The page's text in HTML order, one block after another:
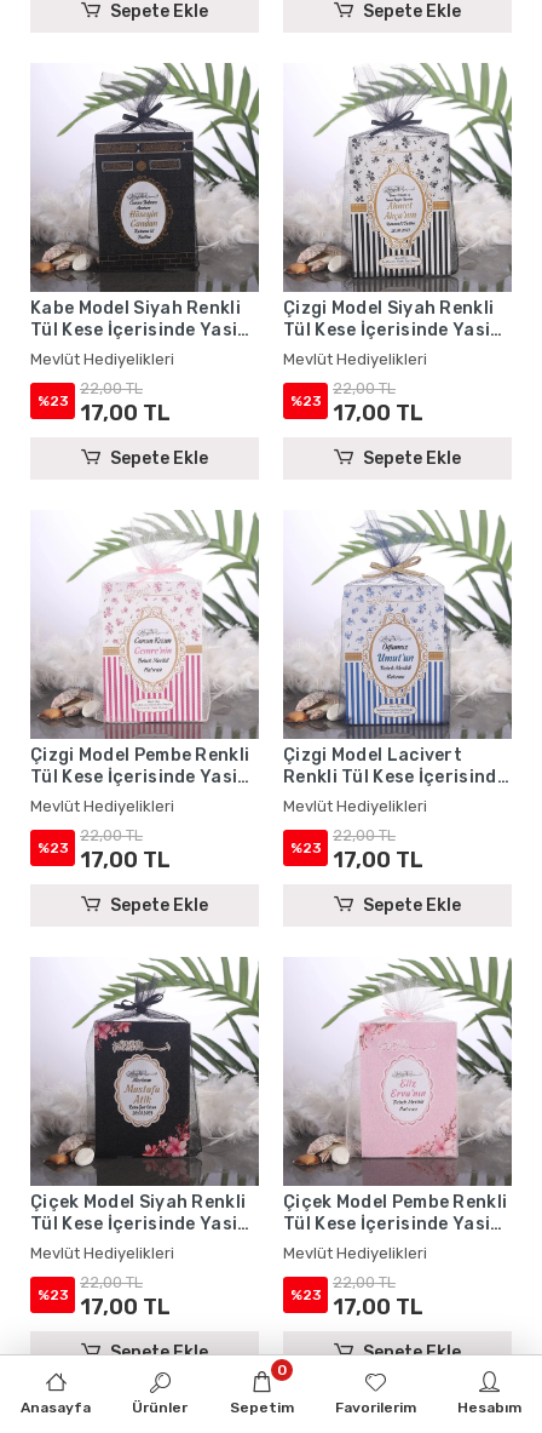
Sepete Ekle Sepete Ekle
Kabe Model Siyah Renkli
Tül Kese İçerisinde Yasin
Kitabı - Mevlüt
Hediyelikleri
Mevlüt Hediyelikleri
%23
22,00 TL
17,00 TL
Sepete Ekle
Çizgi Model Siyah Renkli
Tül Kese İçerisinde Yasin
Kitabı - Mevlüt
Hediyelikleri
Mevlüt Hediyelikleri
%23
22,00 TL
17,00 TL
Sepete Ekle
Çizgi Model Pembe Renkli
Tül Kese İçerisinde Yasin
Kitabı - Mevlüt
Hediyelikleri
Mevlüt Hediyelikleri
%23
22,00 TL
17,00 TL
Sepete Ekle
Çizgi Model Lacivert
Renkli Tül Kese İçerisinde
Yasin Kitabı - Mevlüt
Hediyelikleri
Mevlüt Hediyelikleri
%23
22,00 TL
17,00 TL
Sepete Ekle
Çiçek Model Siyah Renkli
Tül Kese İçerisinde Yasin
Kitabı - Mevlüt
Hediyelikleri
Mevlüt Hediyelikleri
%23
22,00 TL
17,00 TL
Sepete Ekle
Çiçek Model Pembe Renkli
Tül Kese İçerisinde Yasin
Kitabı - Mevlüt
Hediyelikleri
Mevlüt Hediyelikleri
%23
22,00 TL
17,00 TL
Sepete Ekle
Anasayfa Ürünler Sepetim
0
Favorilerim Hesabım